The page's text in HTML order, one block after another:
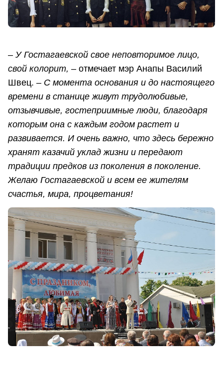
– У Гостагаевской свое неповторимое лицо,
свой колорит, – отмечает мэр Анапы Василий
Швец. – С момента основания и до настоящего
времени в станице живут трудолюбивые,
отзывчивые, гостеприимные люди, благодаря
которым она с каждым годом растет и
развивается. И очень важно, что здесь бережно
хранят казачий уклад жизни и передают
традиции предков из поколения в поколение.
Желаю Гостагаевской и всем ее жителям
счастья, мира, процветания!